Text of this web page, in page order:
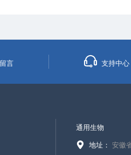
言 支持中心
通用生物
地址： 安徽